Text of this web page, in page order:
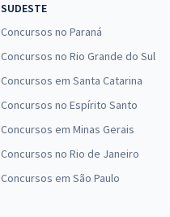
SUDESTE
Concursos no Paraná
Concursos no Rio Grande do Sul
Concursos em Santa Catarina
Concursos no Espírito Santo
Concursos em Minas Gerais
Concursos no Rio de Janeiro
Concursos em São Paulo